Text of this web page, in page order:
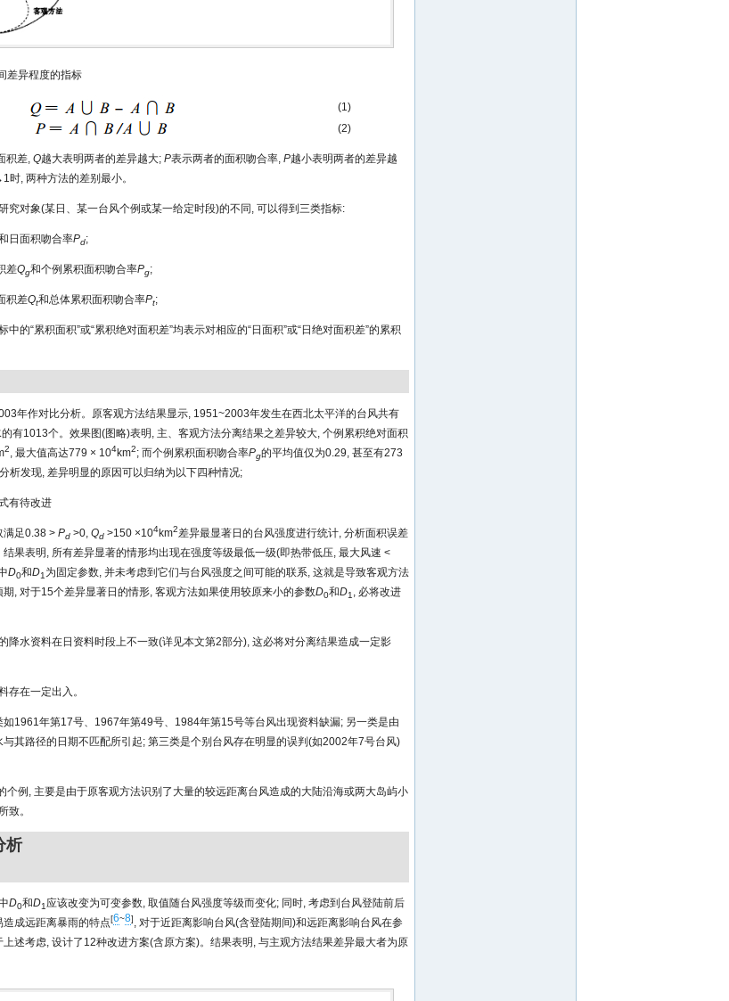
差异程度的指标
(1)
(2)
积差, Q越大表明两者的差异越大; P表示两者的面积吻合率, P越小表明两者的差异越
时, 两种方法的差别最小。
究对象(某日、某一台风个例或某一给定时段)的不同, 可以得到三类指标:
日面积吻合率Pd;
差Qg和个例累积面积吻合率Pg;
积差Qt和总体累积面积吻合率Pt;
中的“累积面积”或“累积绝对面积差”均表示对相应的“日面积”或“日绝对面积差”的累积
年作对比分析。原客观方法结果显示, 1951~2003年发生在西北太平洋的台风共有
有1013个。效果图(图略)表明, 主、客观方法分离结果之差异较大, 个例累积绝对面积
2, 最大值高达779 × 104km2; 而个例累积面积吻合率Pg的平均值仅为0.29, 甚至有273
析发现, 差异明显的原因可以归纳为以下四种情况;
有待改进
满足0.38 > Pd >0, Qd >150 ×104km2差异最显著日的台风强度进行统计, 分析面积误差
果表明, 所有差异显著的情形均出现在强度等级最低一级(即热带低压, 最大风速 <
D0和D1为固定参数, 并未考虑到它们与台风强度之间可能的联系, 这就是导致客观方法
, 对于15个差异显著日的情形, 客观方法如果使用较原来小的参数D0和D1, 必将改进
降水资料在日资料时段上不一致(详见本文第2部分), 这必将对分离结果造成一定影
存在一定出入。
如1961年第17号、1967年第49号、1984年第15号等台风出现资料缺漏; 另一类是由
其路径的日期不匹配所引起; 第三类是个别台风存在明显的误判(如2002年7号台风)
个例, 主要是由于原客观方法识别了大量的较远距离台风造成的大陆沿海或两大岛屿小
致。
析
D0和D1应该改变为可变参数, 取值随台风强度等级而变化; 同时, 考虑到台风登陆前后
成远距离暴雨的特点[6~8], 对于近距离影响台风(含登陆期间)和远距离影响台风在参
述考虑, 设计了12种改进方案(含原方案)。结果表明, 与主观方法结果差异最大者为原